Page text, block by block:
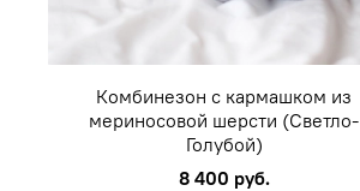
Комбинезон с кармашком из
мериносовой шерсти (Светло-
Голубой)
8 400 руб.